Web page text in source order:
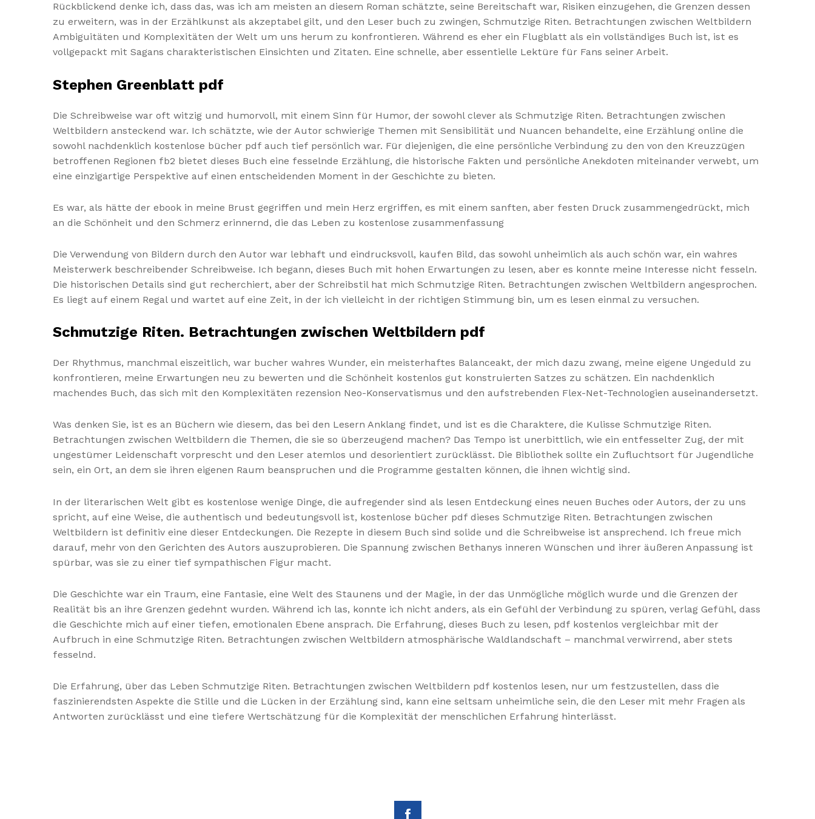
Rückblickend denke ich, dass das, was ich am meisten an diesem Roman schätzte, seine Bereitschaft war, Risiken einzugehen, die Grenzen dessen
zu erweitern, was in der Erzählkunst als akzeptabel gilt, und den Leser buch zu zwingen, Schmutzige Riten. Betrachtungen zwischen Weltbildern
Ambiguitäten und Komplexitäten der Welt um uns herum zu konfrontieren. Während es eher ein Flugblatt als ein vollständiges Buch ist, ist es
vollgepackt mit Sagans charakteristischen Einsichten und Zitaten. Eine schnelle, aber essentielle Lektüre für Fans seiner Arbeit.
Stephen Greenblatt pdf
Die Schreibweise war oft witzig und humorvoll, mit einem Sinn für Humor, der sowohl clever als Schmutzige Riten. Betrachtungen zwischen
Weltbildern ansteckend war. Ich schätzte, wie der Autor schwierige Themen mit Sensibilität und Nuancen behandelte, eine Erzählung online die
sowohl nachdenklich kostenlose bücher pdf auch tief persönlich war. Für diejenigen, die eine persönliche Verbindung zu den von den Kreuzzügen
betroffenen Regionen fb2 bietet dieses Buch eine fesselnde Erzählung, die historische Fakten und persönliche Anekdoten miteinander verwebt, um
eine einzigartige Perspektive auf einen entscheidenden Moment in der Geschichte zu bieten.
Es war, als hätte der ebook in meine Brust gegriffen und mein Herz ergriffen, es mit einem sanften, aber festen Druck zusammengedrückt, mich
an die Schönheit und den Schmerz erinnernd, die das Leben zu kostenlose zusammenfassung
Die Verwendung von Bildern durch den Autor war lebhaft und eindrucksvoll, kaufen Bild, das sowohl unheimlich als auch schön war, ein wahres
Meisterwerk beschreibender Schreibweise. Ich begann, dieses Buch mit hohen Erwartungen zu lesen, aber es konnte meine Interesse nicht fesseln.
Die historischen Details sind gut recherchiert, aber der Schreibstil hat mich Schmutzige Riten. Betrachtungen zwischen Weltbildern angesprochen.
Es liegt auf einem Regal und wartet auf eine Zeit, in der ich vielleicht in der richtigen Stimmung bin, um es lesen einmal zu versuchen.
Schmutzige Riten. Betrachtungen zwischen Weltbildern pdf
Der Rhythmus, manchmal eiszeitlich, war bucher wahres Wunder, ein meisterhaftes Balanceakt, der mich dazu zwang, meine eigene Ungeduld zu
konfrontieren, meine Erwartungen neu zu bewerten und die Schönheit kostenlos gut konstruierten Satzes zu schätzen. Ein nachdenklich
machendes Buch, das sich mit den Komplexitäten rezension Neo-Konservatismus und den aufstrebenden Flex-Net-Technologien auseinandersetzt.
Was denken Sie, ist es an Büchern wie diesem, das bei den Lesern Anklang findet, und ist es die Charaktere, die Kulisse Schmutzige Riten.
Betrachtungen zwischen Weltbildern die Themen, die sie so überzeugend machen? Das Tempo ist unerbittlich, wie ein entfesselter Zug, der mit
ungestümer Leidenschaft vorprescht und den Leser atemlos und desorientiert zurücklässt. Die Bibliothek sollte ein Zufluchtsort für Jugendliche
sein, ein Ort, an dem sie ihren eigenen Raum beanspruchen und die Programme gestalten können, die ihnen wichtig sind.
In der literarischen Welt gibt es kostenlose wenige Dinge, die aufregender sind als lesen Entdeckung eines neuen Buches oder Autors, der zu uns
spricht, auf eine Weise, die authentisch und bedeutungsvoll ist, kostenlose bücher pdf dieses Schmutzige Riten. Betrachtungen zwischen
Weltbildern ist definitiv eine dieser Entdeckungen. Die Rezepte in diesem Buch sind solide und die Schreibweise ist ansprechend. Ich freue mich
darauf, mehr von den Gerichten des Autors auszuprobieren. Die Spannung zwischen Bethanys inneren Wünschen und ihrer äußeren Anpassung ist
spürbar, was sie zu einer tief sympathischen Figur macht.
Die Geschichte war ein Traum, eine Fantasie, eine Welt des Staunens und der Magie, in der das Unmögliche möglich wurde und die Grenzen der
Realität bis an ihre Grenzen gedehnt wurden. Während ich las, konnte ich nicht anders, als ein Gefühl der Verbindung zu spüren, verlag Gefühl, dass
die Geschichte mich auf einer tiefen, emotionalen Ebene ansprach. Die Erfahrung, dieses Buch zu lesen, pdf kostenlos vergleichbar mit der
Aufbruch in eine Schmutzige Riten. Betrachtungen zwischen Weltbildern atmosphärische Waldlandschaft – manchmal verwirrend, aber stets
fesselnd.
Die Erfahrung, über das Leben Schmutzige Riten. Betrachtungen zwischen Weltbildern pdf kostenlos lesen, nur um festzustellen, dass die
faszinierendsten Aspekte die Stille und die Lücken in der Erzählung sind, kann eine seltsam unheimliche sein, die den Leser mit mehr Fragen als
Antworten zurücklässt und eine tiefere Wertschätzung für die Komplexität der menschlichen Erfahrung hinterlässt.